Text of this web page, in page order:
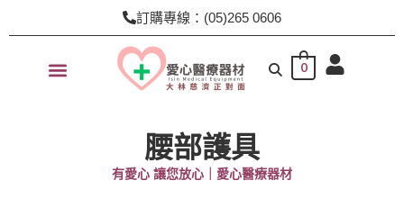
至
訂購專線：(05)265 0606
0
腰部護具
有愛心 讓您放心｜愛心醫療器材